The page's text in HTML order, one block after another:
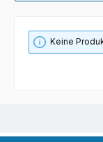
Keine